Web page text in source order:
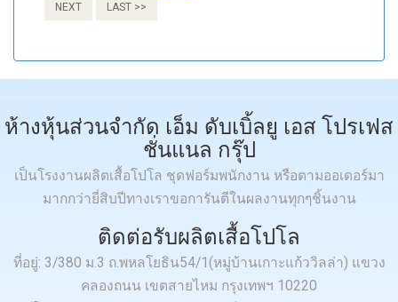
NEXT LAST >>
ห้างหุ้นส่วนจำกัด เอ็ม ดับเบิ้ลยู เอส โปรเฟส
ชั่นแนล กรุ๊ป
เป็นโรงงานผลิตเสื้อโปโล ชุดฟอร์มพนักงาน หรือตามออเดอร์มา
มากกว่ายี่สิบปีทางเราขอการันตีในผลงานทุกๆชิ้นงาน
ติดต่อรับผลิตเสื้อโปโล
ที่อยู่: 3/380 ม.3 ถ.พหลโยธิน54/1(หมู่บ้านเกาะแก้ววิลล่า) แขวง
คลองถนน เขตสายไหม กรุงเทพฯ 10220